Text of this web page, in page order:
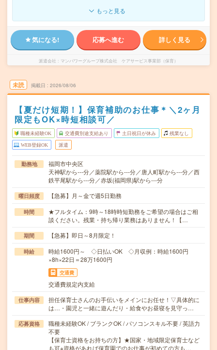
もっと見る
気になる! 応募へ進む 詳しく見る
派遣会社 マンパワーグループ株式会社 ケアサービス事業部（保育）
未読 掲載日 2026/08/06
【夏だけ短期！】保育補助のお仕事＊＼2ヶ月
限定もOK×時短相談可／
職種未経験OK 交通費別途支給あり 土日祝日が休み 残業なし
WEB登録OK 派遣
勤務地
福岡市中央区
天神駅から---分／薬院駅から---分／唐人町駅から---分／西
鉄平尾駅から---分／赤坂(福岡県)駅から---分
曜日頻度 【急募】月～金で週5日勤務
時間
★フルタイム：9時～18時時短勤務をご希望の場合はご相
談ください。残業・持ち帰り業務はありません！【…
期間 【急募】即日～8月限定！
時給
時給1600円～ ◇日払いOK ◇月収例：時給1600円
×8h×22日＝28万1600円
交通費
交通費規定内支給
仕事内容
担任保育士さんのお手伝いをメインにお任せ！▽具体的に
は…・園児と一緒に遊んだり・給食やお昼寝を見守っ…
応募資格
職種未経験OK / ブランクOK / パソコンスキル不要 / 英語力
不要
【保育士資格をお持ちの方】★国家・地域限定保育士など
も可※資格があれば保育園でのお仕事が初めての方も…